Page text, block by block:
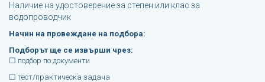
Наличие на удостоверение за степен или клас за
водопроводчик
Начин на провеждане на подбора:
Подборът ще се извърши чрез:
☐ подбор по документи
☐ тест/практическа задача